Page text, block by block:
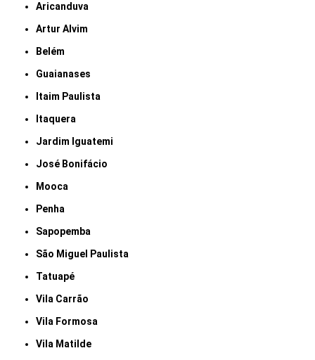
Aricanduva
Artur Alvim
Belém
Guaianases
Itaim Paulista
Itaquera
Jardim Iguatemi
José Bonifácio
Mooca
Penha
Sapopemba
São Miguel Paulista
Tatuapé
Vila Carrão
Vila Formosa
Vila Matilde